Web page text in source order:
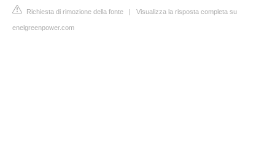
Richiesta di rimozione della fonte | Visualizza la risposta completa su
enelgreenpower.com